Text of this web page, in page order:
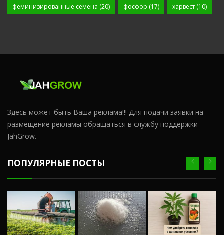
феминизированные семена (20) фосфор (17) харвест (10)
Здесь может быть Ваша реклама!!! Для подачи заявки на
размещение рекламы обращаться в службу поддержки
JahGrow.
ПОПУЛЯРНЫЕ ПОСТЫ